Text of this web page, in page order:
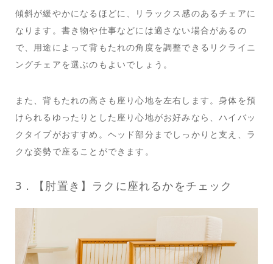
傾斜が緩やかになるほどに、リラックス感のあるチェアに
なります。書き物や仕事などには適さない場合があるの
で、用途によって背もたれの角度を調整できるリクライニ
ングチェアを選ぶのもよいでしょう。
また、背もたれの高さも座り心地を左右します。身体を預
けられるゆったりとした座り心地がお好みなら、ハイバッ
クタイプがおすすめ。ヘッド部分までしっかりと支え、ラ
クな姿勢で座ることができます。
3．【肘置き】ラクに座れるかをチェック